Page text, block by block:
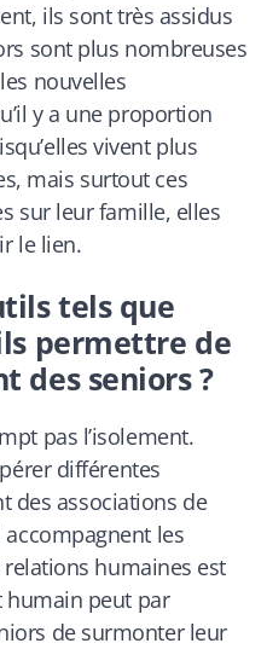
ils sont très assidus
sont plus nombreuses
nouvelles
y a une proportion
vivent plus
mais surtout ces
sur leur famille, elles
le lien.
tels que
permettre de
des seniors ?
pas l’isolement.
différentes
des associations de
les
humaines est
humain peut par
de surmonter leur